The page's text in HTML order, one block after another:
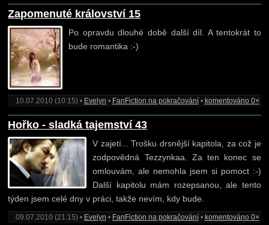
Zapomenuté království 15
Po opravdu dlouhé době další díl. A tentokrát to
bude romantika :-)
10.07.2010 (10:15) • Evelyn • FanFiction na pokračování• komentováno 0×
Hořko - sladká tajemství 43
V zajetí... Trošku drsnější kapitola, za což je
zodpovědná Tezzynkaa. Za ten konec se
omlouvám, ale nemohla jsem si pomoct :-)
Další kapitolu mám rozepsanou, ale tento
týden jsem celé dny v práci, takže nevím, kdy bude.
09.07.2010 (21:15) • Evelyn • FanFiction na pokračování• komentováno 0×